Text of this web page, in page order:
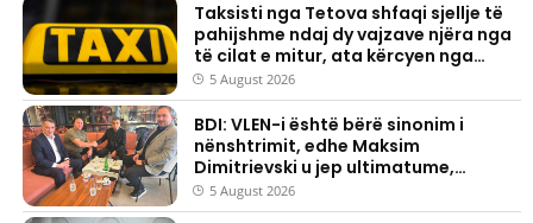
Taksisti nga Tetova shfaqi sjellje të
pahijshme ndaj dy vajzave njëra nga
të cilat e mitur, ata kërcyen nga
vetura
5 August 2026
BDI: VLEN-i është bërë sinonim i
nënshtrimit, edhe Maksim
Dimitrievski u jep ultimatume,
ndërsa ata heshtin
5 August 2026